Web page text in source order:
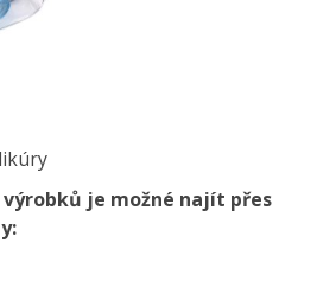
je možné najít přes